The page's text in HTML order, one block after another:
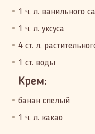
1 ч. л. ванильного
1 ч. л. уксуса
4 ст. л.
1 ст. воды
Крем:
банан спелый
1 ч. л. какао